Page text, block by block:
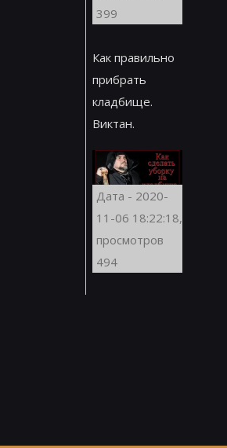
399
Как правильно
прибрать
кладбище.
Виктан.
Дата - 2020-
11-06 18:22:18,
просмотров
494